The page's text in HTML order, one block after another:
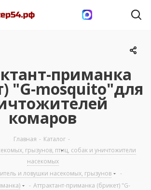
приманка
"G-mosquito"для
комаров
Главная - Каталог -
грызунов, птиц, собак и уничтожители
насекомых
и ловушки насекомых, грызунов
-
- Аттрактант-приманка (брикет) "G-